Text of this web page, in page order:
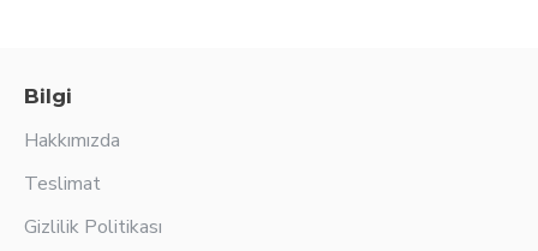
Bilgi
Hakkımızda
Teslimat
Gizlilik Politikası